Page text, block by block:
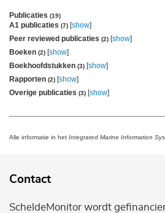
Publicaties (19)
A1 publicaties (7) [show]
Peer reviewed publicaties (2) [show]
Boeken (2) [show]
Boekhoofdstukken (3) [show]
Rapporten (2) [show]
Overige publicaties (3) [show]
Alle informatie in het Integrated Marine Information
Contact
ScheldeMonitor wordt